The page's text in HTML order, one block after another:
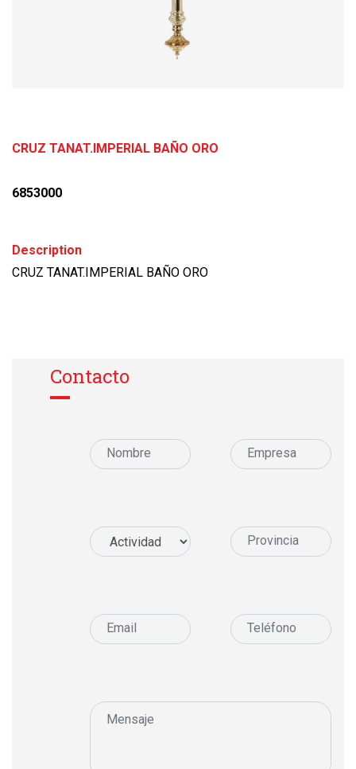
CRUZ TANAT.IMPERIAL BAÑO ORO
6853000
Description
CRUZ TANAT.IMPERIAL BAÑO ORO
Contacto